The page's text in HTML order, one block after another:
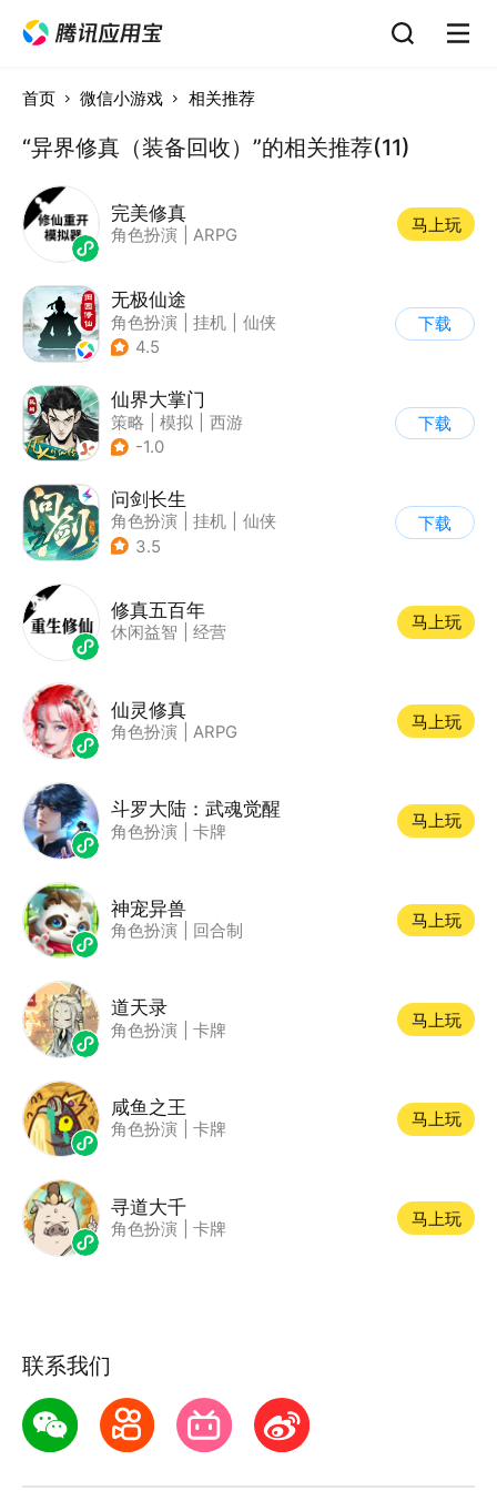
首页 微信小游戏 相关推荐
“异界修真（装备回收）”的相关推荐(11)
完美修真
角色扮演 ARPG
马上玩
无极仙途
角色扮演 挂机
仙侠
| 文字游戏
4.5
下载
仙界大掌门
策略 模拟
西游
| 剧情
-1.0
下载
问剑长生
角色扮演 挂机
仙侠
| 剧情
3.5
下载
修真五百年
休闲益智 经营
马上玩
仙灵修真
角色扮演 ARPG
马上玩
斗罗大陆：武魂觉醒
角色扮演 卡牌
马上玩
神宠异兽
角色扮演 回合制
马上玩
道天录
角色扮演 卡牌
马上玩
咸鱼之王
角色扮演 卡牌
马上玩
寻道大千
角色扮演 卡牌
马上玩
联系我们